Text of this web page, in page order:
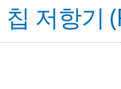
저항기